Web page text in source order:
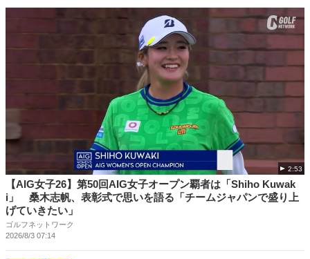
2:53
【AIG女子26】第50回AIG女子オープン覇者は「Shiho Kuwak
i」 桑木志帆、表彰式で思いを語る「チームジャパンで盛り上
げていきたい」
ゴルフネットワーク
2026/8/3 07:14